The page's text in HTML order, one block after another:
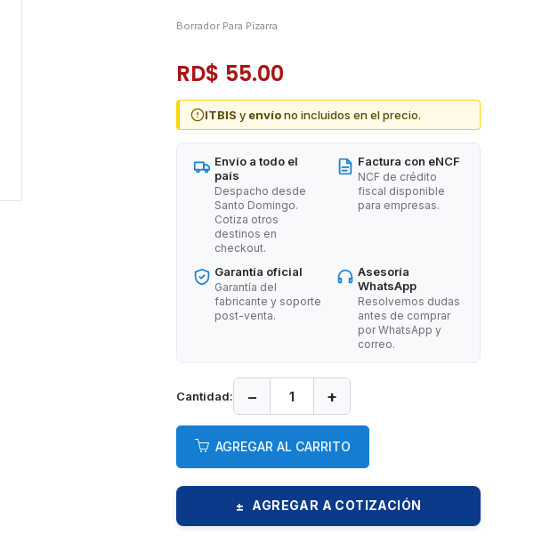
Borrador Para Pizarra
RD$ 55.00
ITBIS y envíono incluidos en el precio.
Envío a todo el
país
Despacho desde
Santo Domingo.
Cotiza otros
destinos en
checkout.
Factura con eNCF
NCF de crédito
fiscal disponible
para empresas.
Garantía oficial
Garantía del
fabricante y soporte
post-venta.
Asesoría
WhatsApp
Resolvemos dudas
antes de comprar
por WhatsApp y
correo.
Cantidad: − +
AGREGAR AL CARRITO
± AGREGAR A COTIZACIÓN